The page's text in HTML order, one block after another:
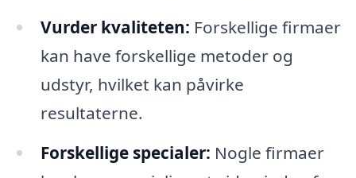
Vurder kvaliteten: Forskellige firmaer
kan have forskellige metoder og
udstyr, hvilket kan påvirke
resultaterne.
Forskellige specialer: Nogle firmaer